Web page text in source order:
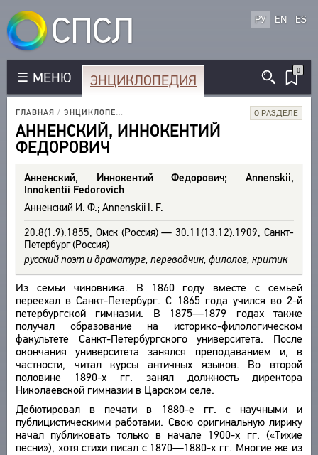
СПСЛ РУ EN ES
МЕНЮ ЭНЦИКЛОПЕДИЯ
0
ГЛАВНАЯ / ЭНЦИКЛОПЕДИЯ АННЕНСКИЙ И. Ф.
О РАЗДЕЛЕ
АННЕНСКИЙ, ИННОКЕНТИЙ
ФЕДОРОВИЧ
Анненский, Иннокентий Федорович; Annenskii,
Innokentii Fedorovich
Анненский И. Ф.; Annenskii I. F.
20.8(1.9).1855, Омск (Россия) — 30.11(13.12).1909, Санкт-
Петербург (Россия)
русский поэт и драматург, переводчик, филолог, критик
Из семьи чиновника. В 1860 году вместе с семьей
переехал в Санкт-Петербург. С 1865 года учился во 2-й
петербургской гимназии. В 1875—1879 годах также
получал образование на историко-филологическом
факультете Санкт-Петербургского университета. После
окончания университета занялся преподаванием и, в
частности, читал курсы античных языков. Во второй
половине 1890-х гг. занял должность директора
Николаевской гимназии в Царском селе.
Дебютировал в печати в 1880-е гг. с научными и
публицистическими работами. Свою оригинальную лирику
начал публиковать только в начале 1900-х гг. («Тихие
песни»), хотя стихи писал с 1870—1880-х гг. Многие же из
КОРПУС
РУССКОЯЗЫЧНЫЕ АВТОРЫ
ИНОЯЗЫЧНЫЕ АВТОРЫ
РУССКОЯЗЫЧНЫЕ ПРОИЗВЕДЕНИЯ
МЕТРИКА
СТРОФИКА
ЯЗЫКИ
РЕЧЕВЫЕ ФОРМЫ
ТИПЫ
КОЛИЧЕСТВО ПЕРЕВОДОВ
БИБЛИОТЕКА
ТЕКСТЫ
АВТОРЫ
ПРОИЗВЕДЕНИЯ
ИЗДАНИЯ
ИССЛЕДОВАНИЯ
АВТОРЫ
ПРОИЗВЕДЕНИЯ
ИЗДАНИЯ
БИБЛИОГРАФИЧЕСКИЕ ПУБЛИКАЦИИ
СОСТАВИТЕЛИ
ПРОИЗВЕДЕНИЯ
ИЗДАНИЯ
ЭНЦИКЛОПЕДИЯ
ВСЕ БИОСПРАВКИ
ПОЭТЫ
ПЕРЕВОДЧИКИ
ИССЛЕДОВАТЕЛИ
ТЕЗАУРУС
СТРУКТУРА
УКАЗАТЕЛЬ ТЕРМИНОВ
ПОИСК
О ПРОЕКТЕ
КРАТКО О ПРОЕКТЕ
ЦЕЛИ ПРОЕКТА
ПОДСИСТЕМЫ
КОРПУС
БИБЛИОТЕКА
ОБРАТНАЯ СВЯЗЬ
ПОЛЬЗОВАТЕЛЬСКОЕ СОГЛАШЕНИЕ
ЗАКЛАДКИ